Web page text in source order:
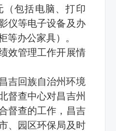
（包括电脑、打印
仪等电子设备及办
等办公家具）。
效管理工作开展情
吉回族自治州环境
督查中心对昌吉州
督查的工作，昌吉
、园区环保局及时